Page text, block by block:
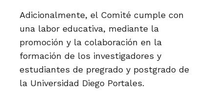
Adicionalmente, el Comité cumple con
una labor educativa, mediante la
promoción y la colaboración en la
formación de los investigadores y
estudiantes de pregrado y postgrado de
la Universidad Diego Portales.